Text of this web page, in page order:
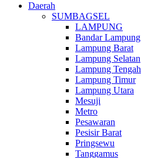
Daerah
SUMBAGSEL
LAMPUNG
Bandar Lampung
Lampung Barat
Lampung Selatan
Lampung Tengah
Lampung Timur
Lampung Utara
Mesuji
Metro
Pesawaran
Pesisir Barat
Pringsewu
Tanggamus